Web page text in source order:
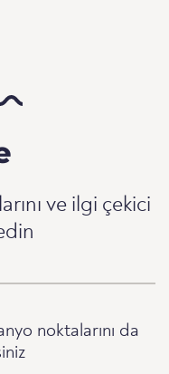
ve ilgi çekici
noktalarını da